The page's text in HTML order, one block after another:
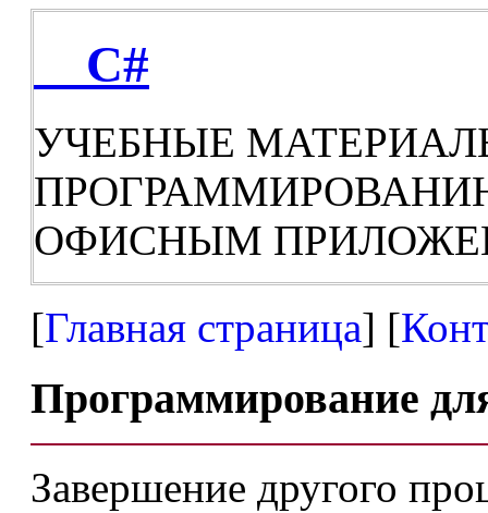
C#
УЧЕБНЫЕ
ОФИСНЫМ
[Главная страница] [
Программирование
Завершение другого